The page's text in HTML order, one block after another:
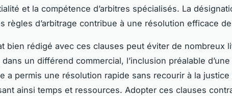
et la compétence d’arbitres spécialisés. La
règles d’arbitrage contribue à une résolution efficace
bien rédigé avec ces clauses peut éviter de nombreux
un différend commercial, l’inclusion préalable
a permis une résolution rapide sans recourir à la justice
ainsi temps et ressources. Adopter ces clauses